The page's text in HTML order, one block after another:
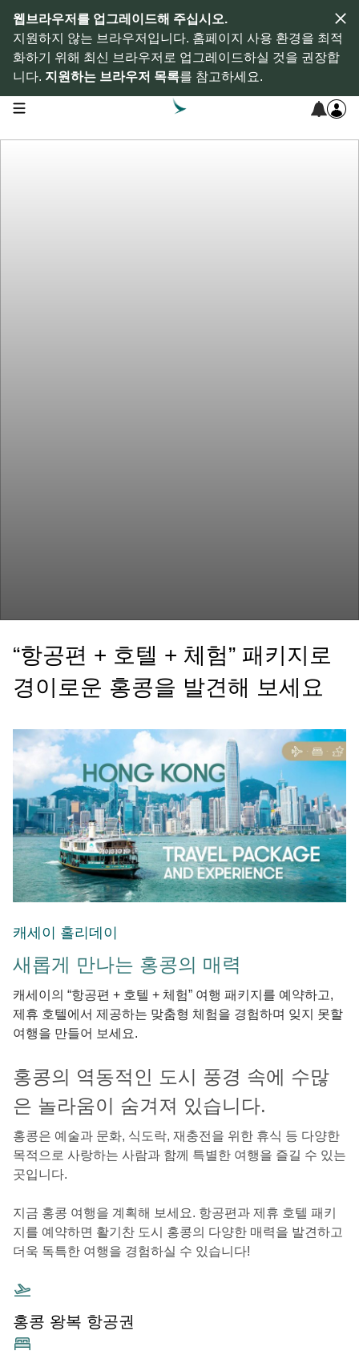
웹브라우저를 업그레이드해 주십시오.
지원하지 않는 브라우저입니다. 홈페이지 사용 환경을 최적
화하기 위해 최신 브라우저로 업그레이드하실 것을 권장합
니다. 지원하는 브라우저 목록를 참고하세요.
open navigation menu
“항공편 + 호텔 + 체험” 패키지로
경이로운 홍콩을 발견해 보세요
캐세이 홀리데이
새롭게 만나는 홍콩의 매력
캐세이의 “항공편 + 호텔 + 체험” 여행 패키지를 예약하고,
제휴 호텔에서 제공하는 맞춤형 체험을 경험하며 잊지 못할
여행을 만들어 보세요.
홍콩의 역동적인 도시 풍경 속에 수많
은 놀라움이 숨겨져 있습니다.
홍콩은 예술과 문화, 식도락, 재충전을 위한 휴식 등 다양한
목적으로 사랑하는 사람과 함께 특별한 여행을 즐길 수 있는
곳입니다.
지금 홍콩 여행을 계획해 보세요. 항공편과 제휴 호텔 패키
지를 예약하면 활기찬 도시 홍콩의 다양한 매력을 발견하고
더욱 독특한 여행을 경험하실 수 있습니다!
홍콩 왕복 항공권